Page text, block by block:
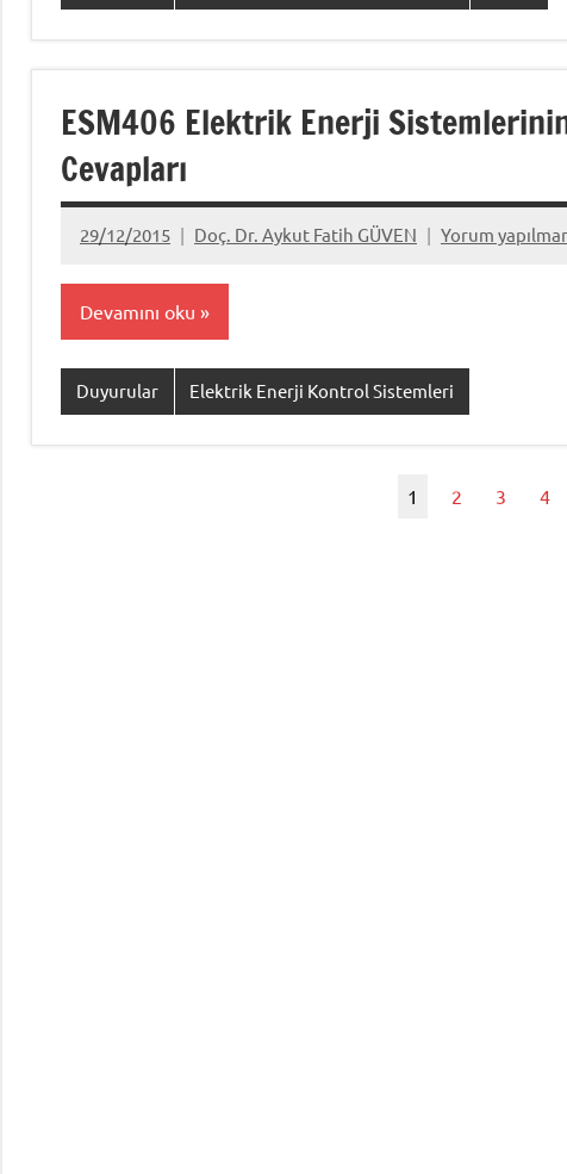
ESM406 Elektrik Enerji
Cevapları
29/12/2015 Doç. Dr. Aykut Fatih GÜVEN Yorum
Devamını oku
Duyurular Elektrik Enerji Kontrol Sistemleri
1 2 3 4